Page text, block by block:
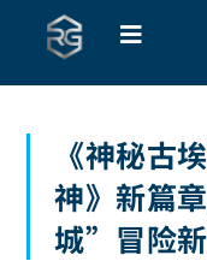
《神秘古
神》新篇
城”冒险新